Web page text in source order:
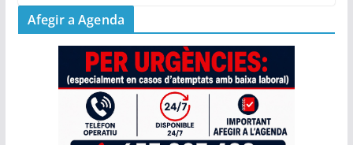
Afegir a Agenda